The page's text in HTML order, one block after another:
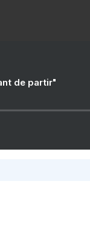
de partir"